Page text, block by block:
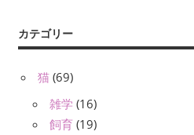
カテゴリー
猫 (69)
雑学 (16)
飼育 (19)